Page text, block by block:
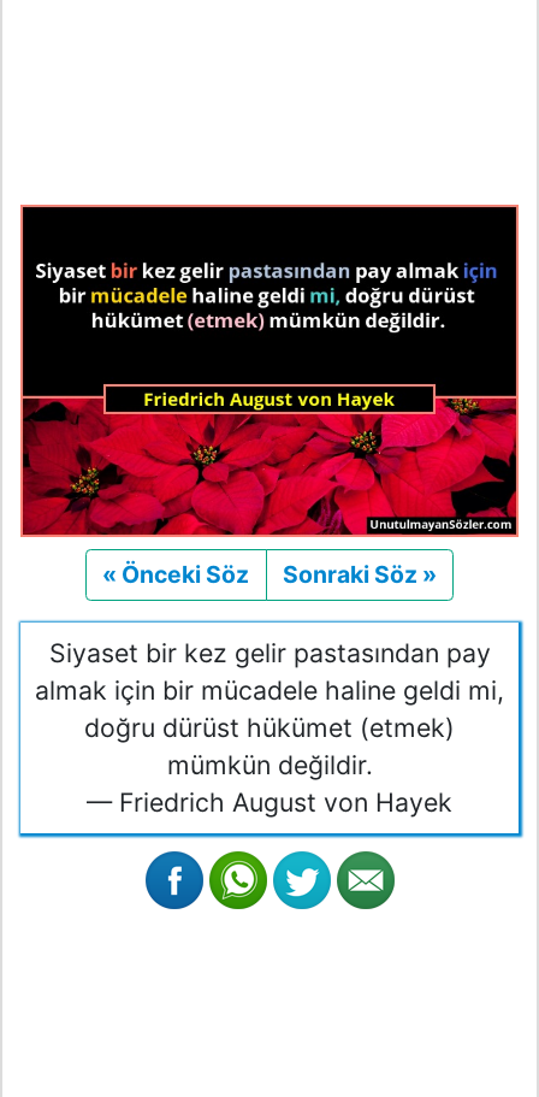
« Önceki Söz Önceki
Sonraki Söz »
Siyaset bir kez gelir pastasından pay
almak için bir mücadele haline geldi mi,
doğru dürüst hükümet (etmek)
mümkün değildir.
— Friedrich August von Hayek